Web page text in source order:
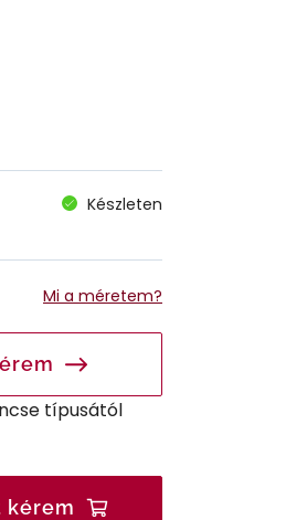
Készleten
Mi a méretem?
típusától
kérem